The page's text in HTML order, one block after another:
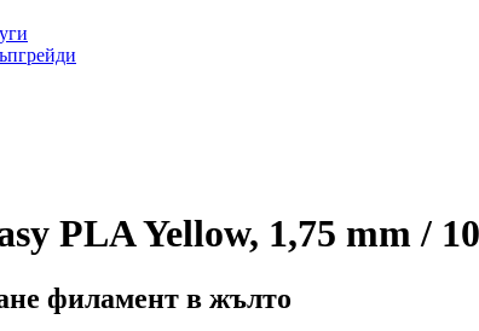
PLA Yellow, 1,75 mm /
филамент в жълто